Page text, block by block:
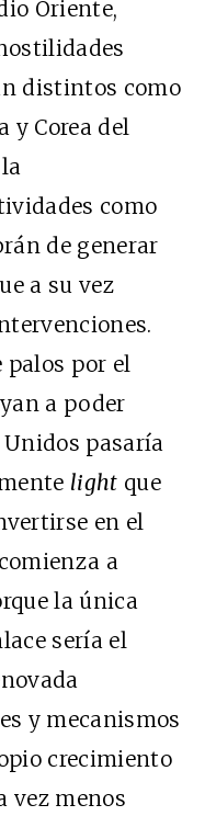
Oriente,
distintos como
y Corea del
como
de generar
a su vez
palos por el
a poder
pasaría
light que
en el
a
la única
sería el
y mecanismos
crecimiento
vez menos